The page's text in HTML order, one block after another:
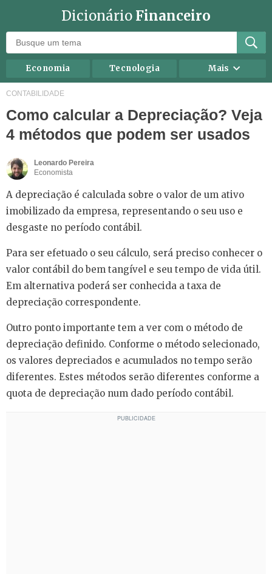
Dicionário Financeiro
Economia Tecnologia Mais
Recursos humanos
Negócios
Mercados
Direito
Impostos
Contabilidade
CONTABILIDADE
Como calcular a Depreciação? Veja
4 métodos que podem ser usados
Leonardo Pereira
Economista
A depreciação é calculada sobre o valor de um ativo
imobilizado da empresa, representando o seu uso e
desgaste no período contábil.
Para ser efetuado o seu cálculo, será preciso conhecer o
valor contábil do bem tangível e seu tempo de vida útil.
Em alternativa poderá ser conhecida a taxa de
depreciação correspondente.
Outro ponto importante tem a ver com o método de
depreciação definido. Conforme o método selecionado,
os valores depreciados e acumulados no tempo serão
diferentes. Estes métodos serão diferentes conforme a
quota de depreciação num dado período contábil.